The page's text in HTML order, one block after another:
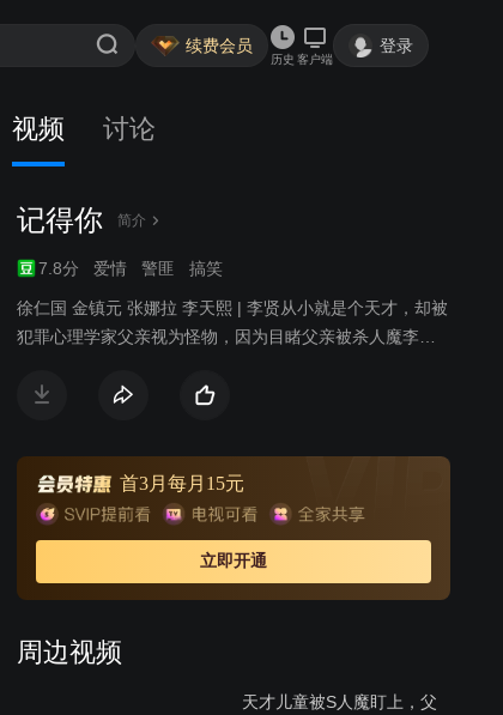
续费会员
历史 客户端
登录
视频 讨论
记得你 简介
7.8分 爱情 警匪 搞笑
徐仁国 金镇元 张娜拉 李天熙 | 李贤从小就是个天才，却被
犯罪心理学家父亲视为怪物，因为目睹父亲被杀人魔李俊
李贤成为美国知名的犯罪心理学教授，回国后的第一天就
级粉丝，一直默默关注李贤的动向，自信十足，办案热忱
的她对李贤父亲的死亡案件一直没有放弃。李贤则与车智
安一起解决案件的过程中，发展出真挚又有趣的爱恋情
首3月每月15元
立即开通
周边视频
天才儿童被S人魔盯上，父